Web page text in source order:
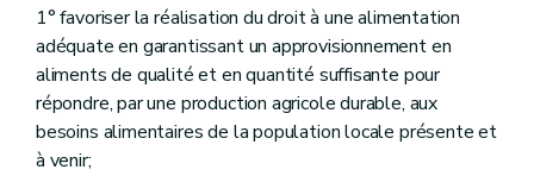
Section 5 Les traitements de données à caractère personnel de l'Agence wallonne pour la Promotion d'une Agriculture de qualité
Art. D59
Art. D60
Section5bis
Les traitements de données à caractère personnel de la commission communale de constat des dégâts
Art.D60/1
Section 6 Les documents et les demandes introduites par voie électronique
1° favoriser la réalisation du droit à une alimentation
adéquate en garantissant un approvisionnement en
aliments de qualité et en quantité suffisante pour
répondre, par une production agricole durable, aux
besoins alimentaires de la population locale présente et
à venir;